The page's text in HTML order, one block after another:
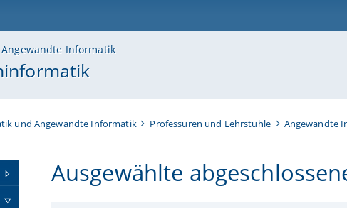
Informatik
und Angewandte Informatik Professuren und Lehrstühle Angewandte
Ausgewählte